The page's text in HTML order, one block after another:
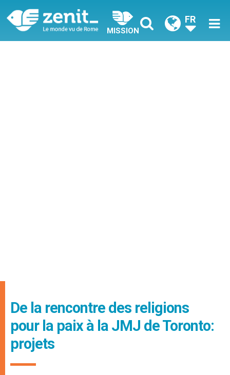
MISSION
FR
De la rencontre des religions
pour la paix à la JMJ de Toronto:
projets